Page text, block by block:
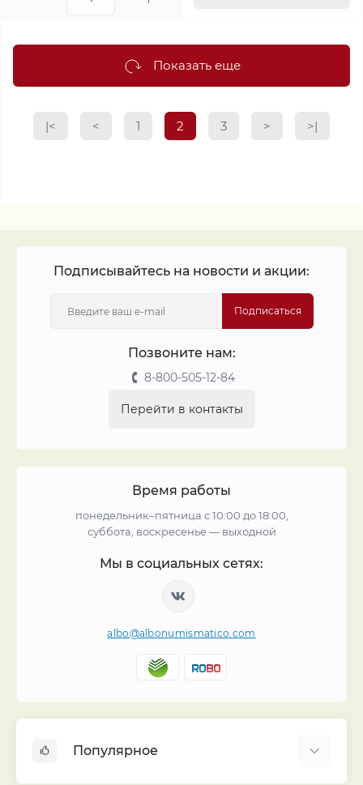
Показать еще
|< < 1 2 3 > >|
Подписывайтесь на новости и акции:
Подписаться
Позвоните нам:
8-800-505-12-84
Перейти в контакты
Время работы
понедельник–пятница с 10:00 до 18:00,
суббота, воскресенье — выходной
Мы в социальных сетях:
albo@albonumismatico.com
Популярное